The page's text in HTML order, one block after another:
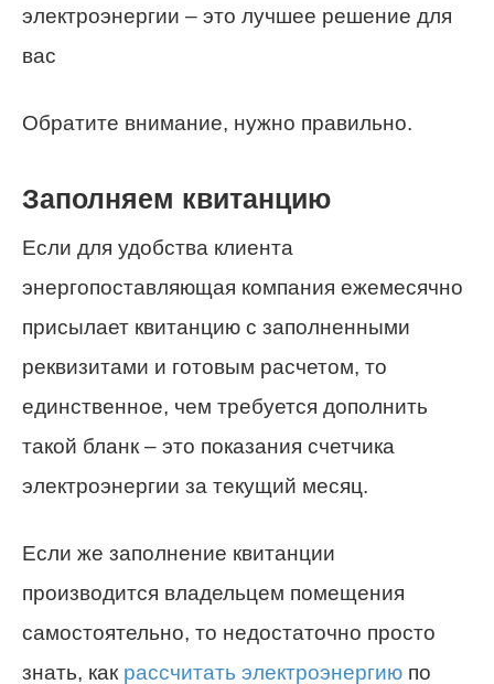
электроэнергии – это лучшее решение для
вас
Обратите внимание, нужно правильно.
Заполняем квитанцию
Если для удобства клиента
энергопоставляющая компания ежемесячно
присылает квитанцию с заполненными
реквизитами и готовым расчетом, то
единственное, чем требуется дополнить
такой бланк – это показания счетчика
электроэнергии за текущий месяц.
Если же заполнение квитанции
производится владельцем помещения
самостоятельно, то недостаточно просто
знать, как рассчитать электроэнергию по